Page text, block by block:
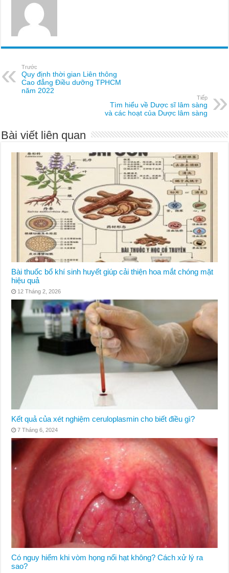
Trước
Quy định thời gian Liên thông
Cao đẳng Điều dưỡng TPHCM
năm 2022
Tiếp
Tìm hiểu về Dược sĩ lâm sàng
và các hoạt của Dược lâm sàng
Bài viết liên quan
Bài thuốc bổ khí sinh huyết giúp cải thiện hoa mắt chóng mặt
hiệu quả
12 Tháng 2, 2026
Kết quả của xét nghiệm ceruloplasmin cho biết điều gì?
7 Tháng 6, 2024
Có nguy hiểm khi vòm họng nổi hạt không? Cách xử lý ra
sao?